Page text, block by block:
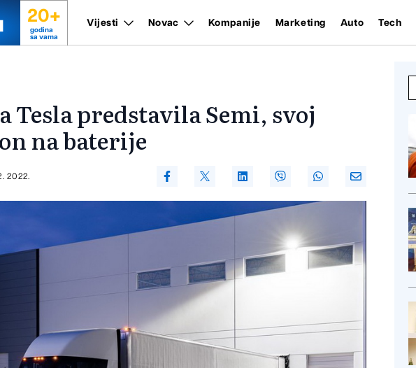
20+
godina
sa vama
Vijesti Novac Kompanije Marketing Auto Tech
Tesla predstavila Semi, svoj
na baterije
2022.